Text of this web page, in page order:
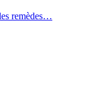
remèdes…